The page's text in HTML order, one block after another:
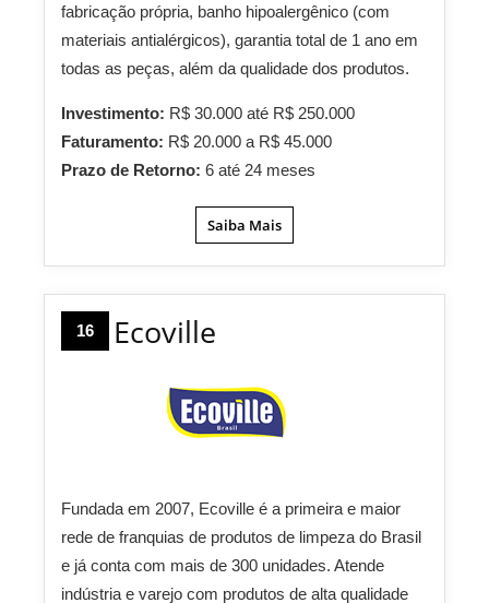
fabricação própria, banho hipoalergênico (com
materiais antialérgicos), garantia total de 1 ano em
todas as peças, além da qualidade dos produtos.
Investimento: R$ 30.000 até R$ 250.000
Faturamento: R$ 20.000 a R$ 45.000
Prazo de Retorno: 6 até 24 meses
Saiba Mais
16 Ecoville
Fundada em 2007, Ecoville é a primeira e maior
rede de franquias de produtos de limpeza do Brasil
e já conta com mais de 300 unidades. Atende
indústria e varejo com produtos de alta qualidade